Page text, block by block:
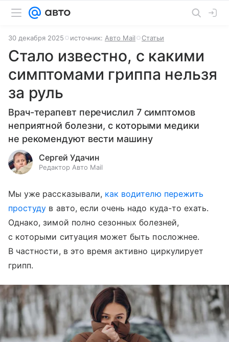
30 декабря 2025 источник: Авто Mail Статьи
Стало известно, с какими
симптомами гриппа нельзя
за руль
Врач-терапевт перечислил 7 симптомов
неприятной болезни, с которыми медики
не рекомендуют вести машину
Сергей Удачин
Редактор Авто Mail
Мы уже рассказывали, как водителю пережить
простуду в авто, если очень надо куда-то ехать.
Однако, зимой полно сезонных болезней,
с которыми ситуация может быть посложнее.
В частности, в это время активно циркулирует
грипп.